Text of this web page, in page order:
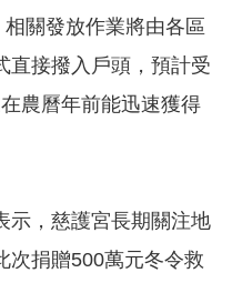
關發放作業將由各區
直接撥入戶頭，預計受
農曆年前能迅速獲得
示，慈護宮長期關注地
次捐贈500萬元冬令救